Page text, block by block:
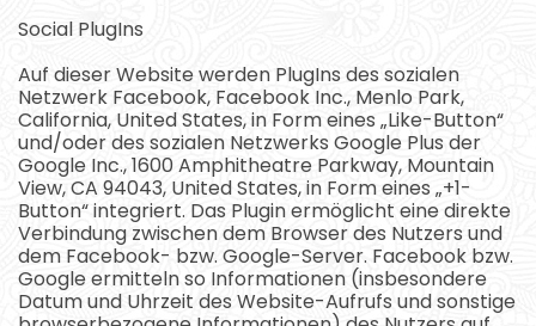
Social PlugIns
Auf dieser Website werden PlugIns des sozialen
Netzwerk Facebook, Facebook Inc., Menlo Park,
California, United States, in Form eines „Like-Button“
und/oder des sozialen Netzwerks Google Plus der
Google Inc., 1600 Amphitheatre Parkway, Mountain
View, CA 94043, United States, in Form eines „+1-
Button“ integriert. Das Plugin ermöglicht eine direkte
Verbindung zwischen dem Browser des Nutzers und
dem Facebook- bzw. Google-Server. Facebook bzw.
Google ermitteln so Informationen (insbesondere
Datum und Uhrzeit des Website-Aufrufs und sonstige